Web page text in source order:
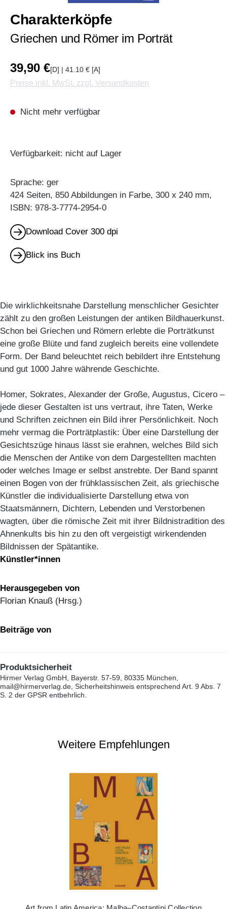
Charakterköpfe
Griechen und Römer im Porträt
39,90 €[D] | 41.10 € [A]
Preise inkl. MwSt. zzgl. Versandkosten
Nicht mehr verfügbar
Verfügbarkeit: nicht auf Lager
Sprache: ger
424 Seiten, 850 Abbildungen in Farbe, 300 x 240 mm,
ISBN: 978-3-7774-2954-0
Download Cover 300 dpi
Blick ins Buch
Die wirklichkeitsnahe Darstellung menschlicher Gesichter
zählt zu den großen Leistungen der antiken Bildhauerkunst.
Schon bei Griechen und Römern erlebte die Porträtkunst
eine große Blüte und fand zugleich bereits eine vollendete
Form. Der Band beleuchtet reich bebildert ihre Entstehung
und gut 1000 Jahre währende Geschichte.
Homer, Sokrates, Alexander der Große, Augustus, Cicero –
jede dieser Gestalten ist uns vertraut, ihre Taten, Werke
und Schriften zeichnen ein Bild ihrer Persönlichkeit. Noch
mehr vermag die Porträtplastik: Über eine Darstellung der
Gesichtszüge hinaus lässt sie erahnen, welches Bild sich
die Menschen der Antike von dem Dargestellten machten
oder welches Image er selbst anstrebte. Der Band spannt
einen Bogen von der frühklassischen Zeit, als griechische
Künstler die individualisierte Darstellung etwa von
Staatsmännern, Dichtern, Lebenden und Verstorbenen
wagten, über die römische Zeit mit ihrer Bildnistradition des
Ahnenkults bis hin zu den oft vergeistigt wirkendenden
Bildnissen der Spätantike.
Künstler*innen
Herausgegeben von
Florian Knauß (Hrsg.)
Beiträge von
Produktsicherheit
Hirmer Verlag GmbH, Bayerstr. 57-59, 80335 München,
mail@hirmerverlag.de, Sicherheitshinweis entsprechend Art. 9 Abs. 7
S. 2 der GPSR entbehrlich.
Weitere Empfehlungen